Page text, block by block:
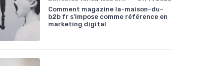
Comment magazine la-maison-du-
b2b fr s’impose comme référence en
marketing digital